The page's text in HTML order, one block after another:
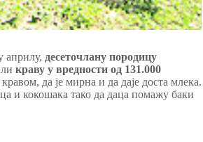
априлу, десеточлану породицу
краву у вредности од 131.000
да је мирна и да даје доста млека.
и кокошака тако да даца помажу баки